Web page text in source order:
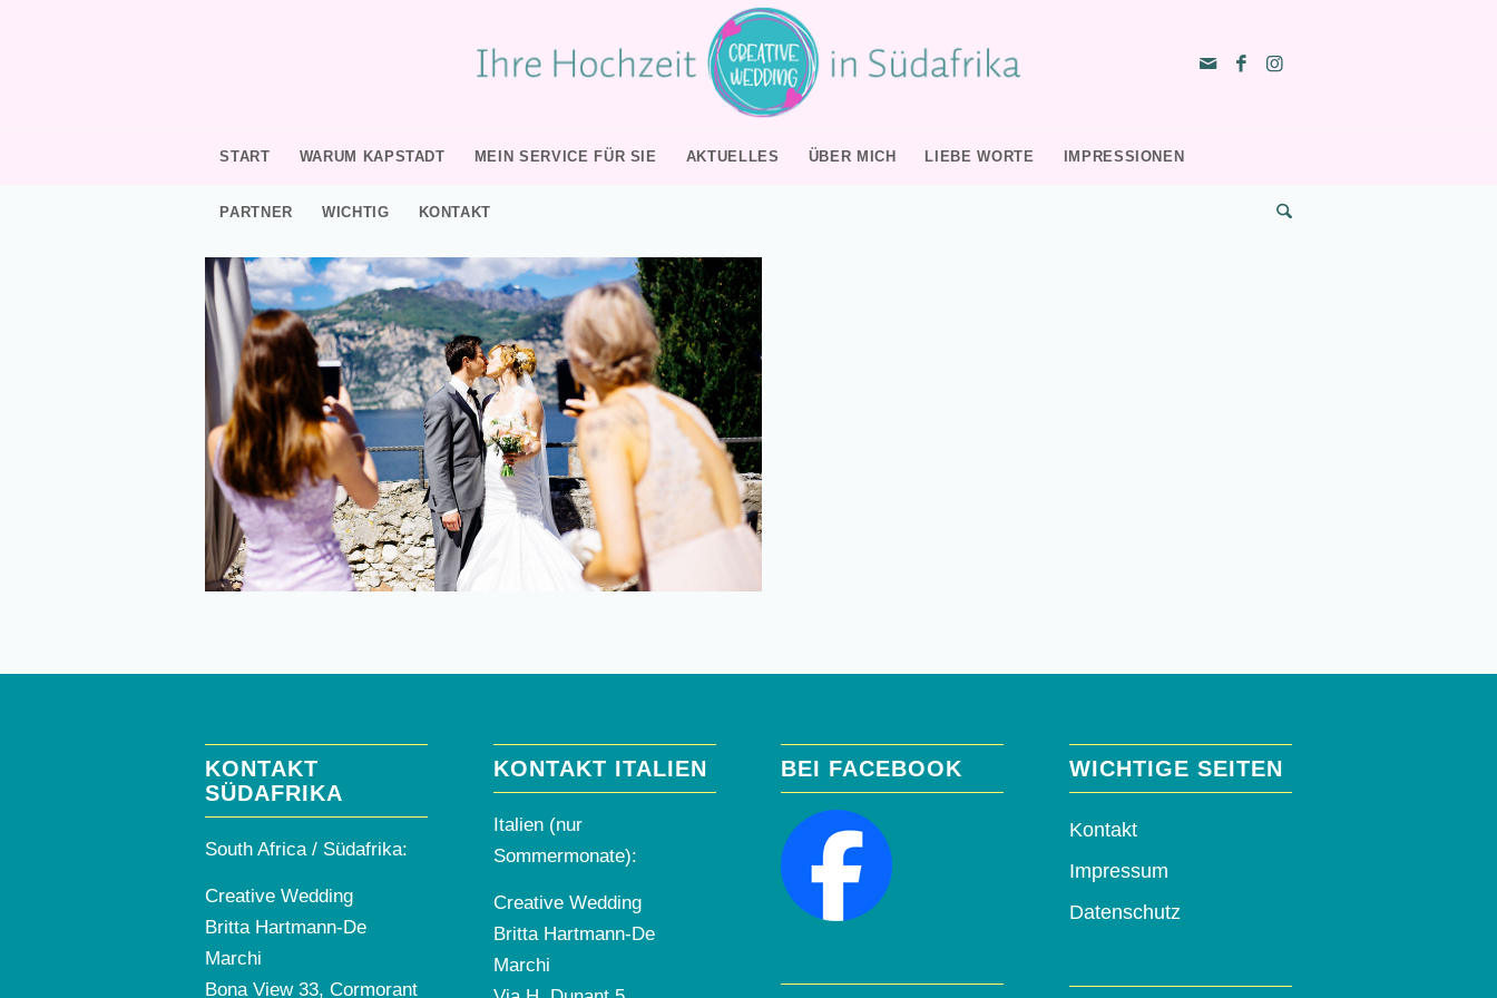
START WARUM KAPSTADT MEIN SERVICE FÜR SIE AKTUELLES ÜBER MICH LIEBE WORTE IMPRESSIONEN
PARTNER WICHTIG KONTAKT
KONTAKT
SÜDAFRIKA
South Africa / Südafrika:
Creative Wedding
Britta Hartmann-De
Marchi
Bona View 33, Cormorant
KONTAKT ITALIEN
Italien (nur
Sommermonate):
Creative Wedding
Britta Hartmann-De
Marchi
BEI FACEBOOK WICHTIGE SEITEN
Kontakt
Impressum
Datenschutz